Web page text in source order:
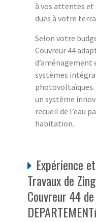
à vos attentes et
dues à votre
Selon votre
Couvreur 44
d’aménagement
systèmes
photovoltaïques.
un système
recueil de l’eau
habitation.
Expérience
Travaux de
Couvreur 44